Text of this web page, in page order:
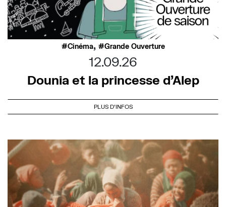
Cinéma, Grande Ouverture
12.09.26
Dounia et la princesse d’Alep
PLUS D'INFOS